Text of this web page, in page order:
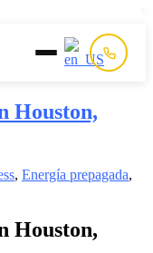
Houston,
, Energía prepagada,
Houston,